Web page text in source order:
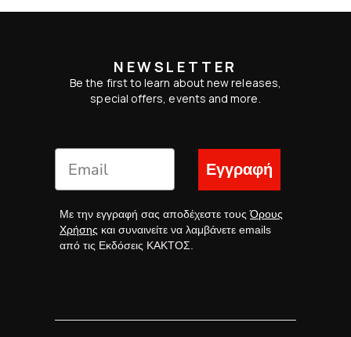
NEWSLETTER
Be the first to learn about new releases,
special offers, events and more.
Εγγραφή
Με την εγγραφή σας αποδέχεστε τουςΌρους
Χρήσης και συναινείτε να λαμβάνετε emails
από τις Εκδόσεις ΚΑΚΤΟΣ.